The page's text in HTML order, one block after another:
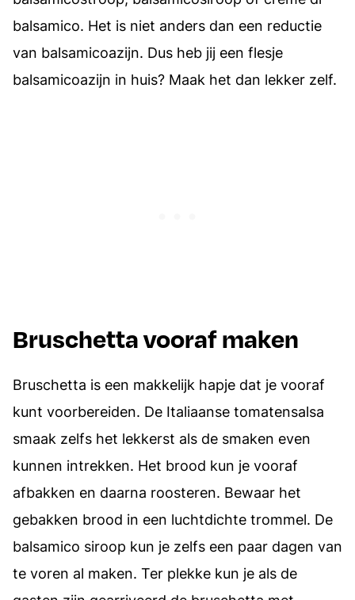
balsamico. Het is niet anders dan een reductie
van balsamicoazijn. Dus heb jij een flesje
balsamicoazijn in huis? Maak het dan lekker zelf.
Bruschetta vooraf maken
Bruschetta is een makkelijk hapje dat je vooraf
kunt voorbereiden. De Italiaanse tomatensalsa
smaak zelfs het lekkerst als de smaken even
kunnen intrekken. Het brood kun je vooraf
afbakken en daarna roosteren. Bewaar het
gebakken brood in een luchtdichte trommel. De
balsamico siroop kun je zelfs een paar dagen van
te voren al maken. Ter plekke kun je als de